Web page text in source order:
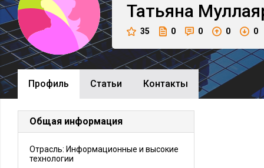
Татьяна
35 0 0 0 0
Профиль Cтатьи Контакты
Общая информация
Отрасль: Информационные и высокие
технологии